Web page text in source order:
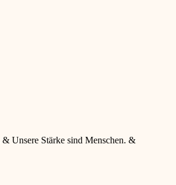
& Unsere Stärke sind Menschen. &